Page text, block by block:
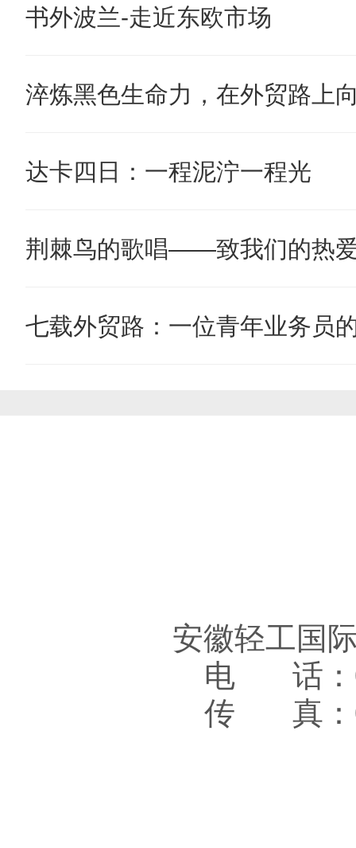
书外波兰-走近东欧市场
淬炼黑色生命力，在外贸路上
达卡四日：一程泥泞一程光
荆棘鸟的歌唱——致我们的热
七载外贸路：一位青年业务员
安徽轻工国
电 话：
传 真：